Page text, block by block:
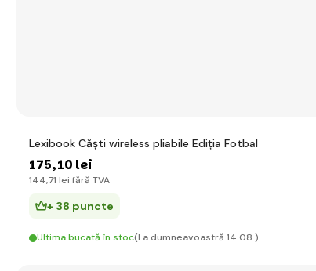
Lexibook Căști wireless pliabile Ediția Fotbal
175,10 lei
144,71 lei fără TVA
+ 38 puncte
Ultima bucată în stoc(La dumneavoastră 14.08.)